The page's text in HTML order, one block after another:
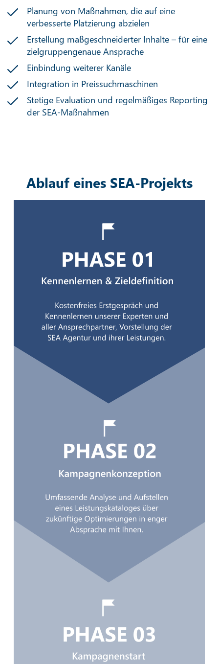
Planung von Maßnahmen, die auf eine
verbesserte Platzierung abzielen
Erstellung maßgeschneiderter Inhalte – für eine
zielgruppengenaue Ansprache
Einbindung weiterer Kanäle
Integration in Preissuchmaschinen
Stetige Evaluation und regelmäßiges Reporting
der SEA-Maßnahmen
Ablauf eines SEA-Projekts